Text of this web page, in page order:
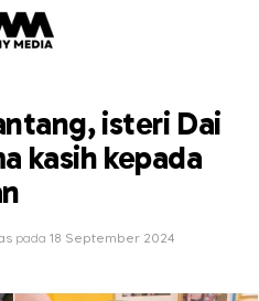
isteri Dai
kasih kepada
pada 18 September 2024